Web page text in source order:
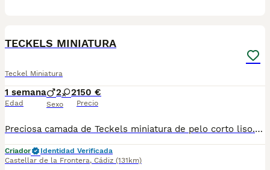
TECKELS MINIATURA
Teckel Miniatura
1 semana
Edad
2 2
Sexo
150 €
Precio
Preciosa camada de Teckels miniatura de pelo corto liso. Está compuesta por dos hembras merle/ arlequines plata y dos machos negro fuego. Nacieron la semana pasada de madre negra fuego mini y padre merle/arlequin plata. Se entregan con un mes y medio con sus vacunas y desparasitaciones. Más información 621325499 !!! EL PRECIO ES EL DE RESERVA QUE SE DESCUENTA DEL PRECIO FINAL !!!
Criador
Identidad Verificada
Castellar de la Frontera, Cádiz (131km)